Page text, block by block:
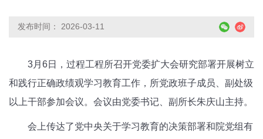
发布时间： 2026-03-11
3月6日，过程工程所召开党委扩大会研究部署开展树立
和践行正确政绩观学习教育工作，所党政班子成员、副处级
以上干部参加会议。会议由党委书记、副所长朱庆山主持。
会上传达了党中央关于学习教育的决策部署和院党组有